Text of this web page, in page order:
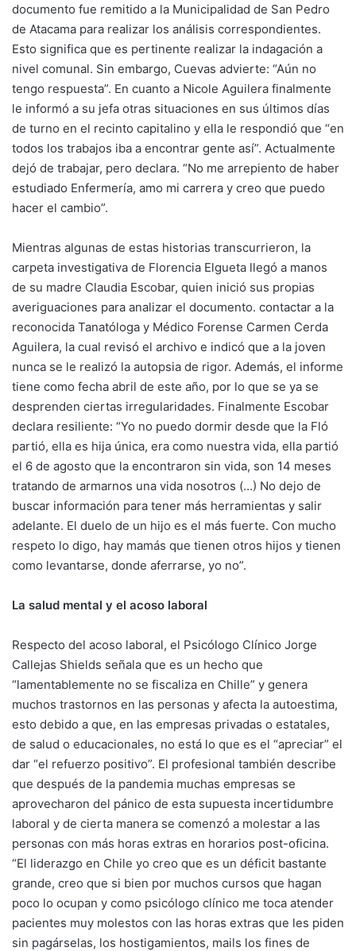
documento fue remitido a la Municipalidad de San Pedro
de Atacama para realizar los análisis correspondientes.
Esto significa que es pertinente realizar la indagación a
nivel comunal. Sin embargo, Cuevas advierte: “Aún no
tengo respuesta”. En cuanto a Nicole Aguilera finalmente
le informó a su jefa otras situaciones en sus últimos días
de turno en el recinto capitalino y ella le respondió que “en
todos los trabajos iba a encontrar gente así”. Actualmente
dejó de trabajar, pero declara. “No me arrepiento de haber
estudiado Enfermería, amo mi carrera y creo que puedo
hacer el cambio”.
Mientras algunas de estas historias transcurrieron, la
carpeta investigativa de Florencia Elgueta llegó a manos
de su madre Claudia Escobar, quien inició sus propias
averiguaciones para analizar el documento. contactar a la
reconocida Tanatóloga y Médico Forense Carmen Cerda
Aguilera, la cual revisó el archivo e indicó que a la joven
nunca se le realizó la autopsia de rigor. Además, el informe
tiene como fecha abril de este año, por lo que se ya se
desprenden ciertas irregularidades. Finalmente Escobar
declara resiliente: “Yo no puedo dormir desde que la Fló
partió, ella es hija única, era como nuestra vida, ella partió
el 6 de agosto que la encontraron sin vida, son 14 meses
tratando de armarnos una vida nosotros (…) No dejo de
buscar información para tener más herramientas y salir
adelante. El duelo de un hijo es el más fuerte. Con mucho
respeto lo digo, hay mamás que tienen otros hijos y tienen
como levantarse, donde aferrarse, yo no”.
La salud mental y el acoso laboral
Respecto del acoso laboral, el Psicólogo Clínico Jorge
Callejas Shields señala que es un hecho que
“lamentablemente no se fiscaliza en Chille” y genera
muchos trastornos en las personas y afecta la autoestima,
esto debido a que, en las empresas privadas o estatales,
de salud o educacionales, no está lo que es el “apreciar” el
dar “el refuerzo positivo”. El profesional también describe
que después de la pandemia muchas empresas se
aprovecharon del pánico de esta supuesta incertidumbre
laboral y de cierta manera se comenzó a molestar a las
personas con más horas extras en horarios post-oficina.
“El liderazgo en Chile yo creo que es un déficit bastante
grande, creo que si bien por muchos cursos que hagan
poco lo ocupan y como psicólogo clínico me toca atender
pacientes muy molestos con las horas extras que les piden
sin pagárselas, los hostigamientos, mails los fines de